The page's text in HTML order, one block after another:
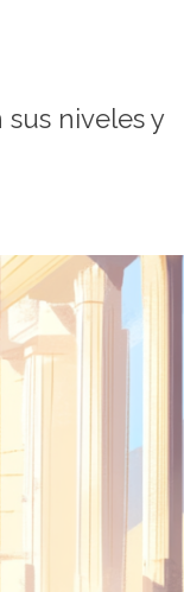
niveles y